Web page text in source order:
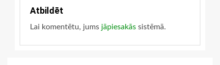
Atbildēt
Lai komentētu, jums jāpiesakās sistēmā.